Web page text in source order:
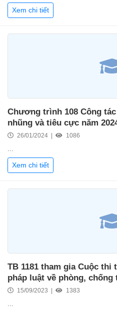
Xem chi tiết
Chương trình 108 Công
nhũng và tiêu cực năm
26/01/2024 | 1086
...
Xem chi tiết
TB 1181 tham gia Cuộc
pháp luật về phòng,
15/09/2023 | 1383
...